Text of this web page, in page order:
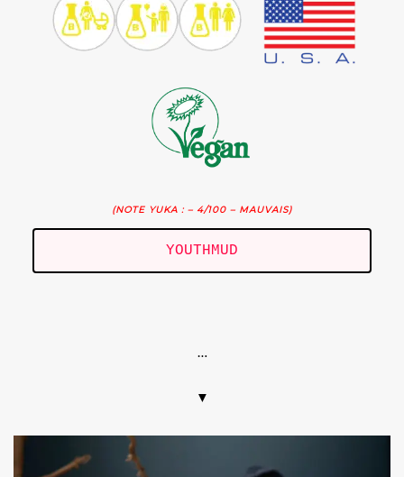
(NOTE YUKA : – 4/100 – MAUVAIS)
YOUTHMUD
…
▼